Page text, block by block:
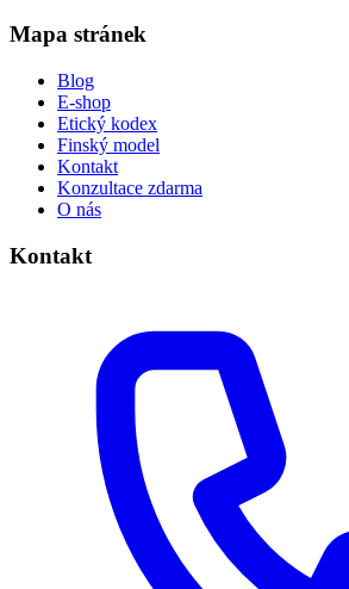
Mapa stránek
Blog
E-shop
Etický kodex
Finský model
Kontakt
Konzultace zdarma
O nás
Kontakt